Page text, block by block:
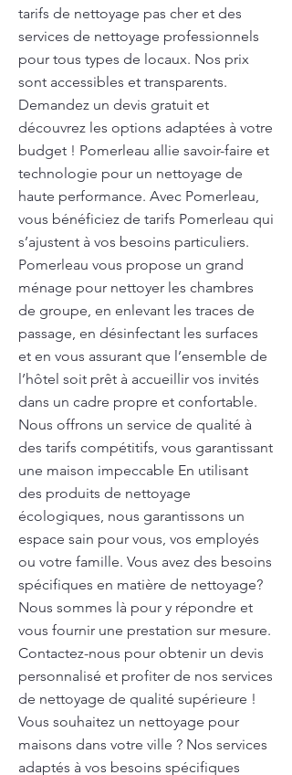
tarifs de nettoyage pas cher et des
services de nettoyage professionnels
pour tous types de locaux. Nos prix
sont accessibles et transparents.
Demandez un devis gratuit et
découvrez les options adaptées à votre
budget ! Pomerleau allie savoir-faire et
technologie pour un nettoyage de
haute performance. Avec Pomerleau,
vous bénéficiez de tarifs Pomerleau qui
s’ajustent à vos besoins particuliers.
Pomerleau vous propose un grand
ménage pour nettoyer les chambres
de groupe, en enlevant les traces de
passage, en désinfectant les surfaces
et en vous assurant que l’ensemble de
l’hôtel soit prêt à accueillir vos invités
dans un cadre propre et confortable.
Nous offrons un service de qualité à
des tarifs compétitifs, vous garantissant
une maison impeccable En utilisant
des produits de nettoyage
écologiques, nous garantissons un
espace sain pour vous, vos employés
ou votre famille. Vous avez des besoins
spécifiques en matière de nettoyage?
Nous sommes là pour y répondre et
vous fournir une prestation sur mesure.
Contactez-nous pour obtenir un devis
personnalisé et profiter de nos services
de nettoyage de qualité supérieure !
Vous souhaitez un nettoyage pour
maisons dans votre ville ? Nos services
adaptés à vos besoins spécifiques